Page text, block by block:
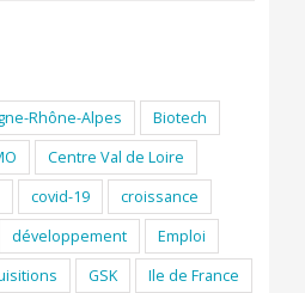
Rhône-Alpes
Biotech
Centre Val de Loire
covid-19
croissance
développement
Emploi
GSK Ile de France